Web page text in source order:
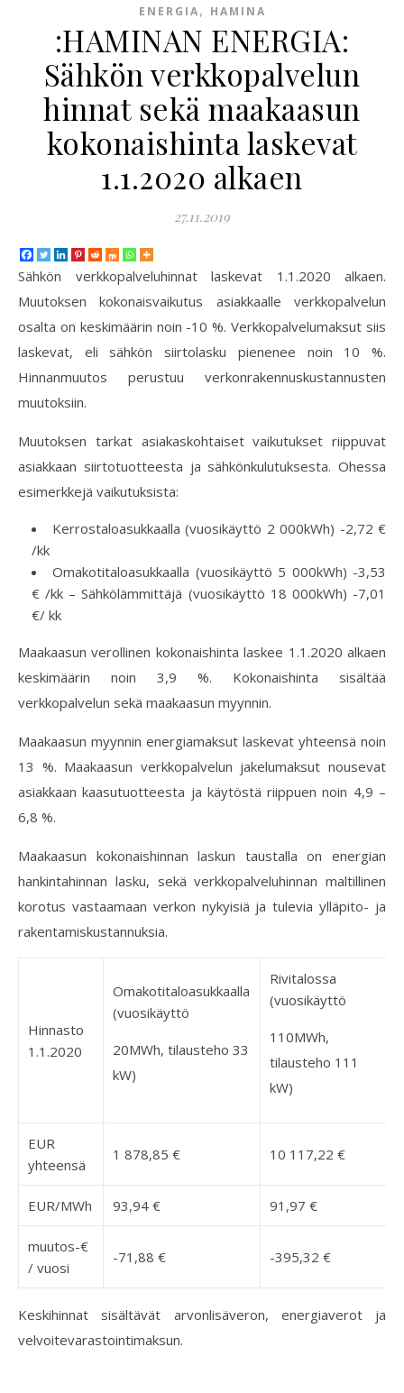
ENERGIA, HAMINA
:HAMINAN ENERGIA:
Sähkön verkkopalvelun
hinnat sekä maakaasun
kokonaishinta laskevat
1.1.2020 alkaen
27.11.2019
Sähkön verkkopalveluhinnat laskevat 1.1.2020 alkaen.
Muutoksen kokonaisvaikutus asiakkaalle verkkopalvelun
osalta on keskimäärin noin -10 %. Verkkopalvelumaksut siis
laskevat, eli sähkön siirtolasku pienenee noin 10 %.
Hinnanmuutos perustuu verkonrakennuskustannusten
muutoksiin.
Muutoksen tarkat asiakaskohtaiset vaikutukset riippuvat
asiakkaan siirtotuotteesta ja sähkönkulutuksesta. Ohessa
esimerkkejä vaikutuksista:
Kerrostaloasukkaalla (vuosikäyttö 2 000kWh) -2,72 €
/kk
Omakotitaloasukkaalla (vuosikäyttö 5 000kWh) -3,53
€ /kk – Sähkölämmittäjä (vuosikäyttö 18 000kWh) -7,01
€/ kk
Maakaasun verollinen kokonaishinta laskee 1.1.2020 alkaen
keskimäärin noin 3,9 %. Kokonaishinta sisältää
verkkopalvelun sekä maakaasun myynnin.
Maakaasun myynnin energiamaksut laskevat yhteensä noin
13 %. Maakaasun verkkopalvelun jakelumaksut nousevat
asiakkaan kaasutuotteesta ja käytöstä riippuen noin 4,9 –
6,8 %.
Maakaasun kokonaishinnan laskun taustalla on energian
hankintahinnan lasku, sekä verkkopalveluhinnan maltillinen
korotus vastaamaan verkon nykyisiä ja tulevia ylläpito- ja
rakentamiskustannuksia.
Hinnasto
1.1.2020
Omakotitaloasukkaalla
(vuosikäyttö
20MWh, tilausteho 33
kW)
Rivitalossa
(vuosikäyttö
110MWh,
tilausteho 111
kW)
EUR
yhteensä
1 878,85 € 10 117,22 €
EUR/MWh 93,94 € 91,97 €
muutos-€
/ vuosi
-71,88 € -395,32 €
Keskihinnat sisältävät arvonlisäveron, energiaverot ja
velvoitevarastointimaksun.